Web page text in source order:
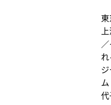
代